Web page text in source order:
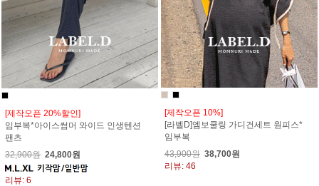
[제작오픈 20%할인]
임부복*아이스썸머 와이드 인생텐션
팬츠
32,900원 24,800원
리뷰: 6
[제작오픈 10%]
[라벨D]엠보쿨링 가디건세트 원피스*
임부복
43,900원 38,700원
리뷰: 46